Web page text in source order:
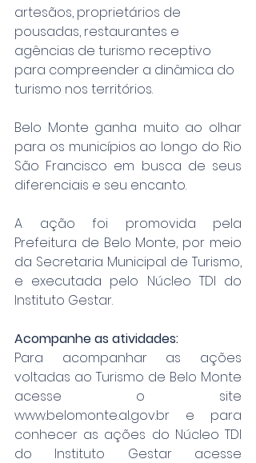
artesãos, proprietários de
pousadas, restaurantes e
agências de turismo receptivo
para compreender a dinâmica do
turismo nos territórios.
Belo Monte ganha muito ao olhar
para os municípios ao longo do Rio
São Francisco em busca de seus
diferenciais e seu encanto.
A ação foi promovida pela
Prefeitura de Belo Monte, por meio
da Secretaria Municipal de Turismo,
e executada pelo Núcleo TDI do
Instituto Gestar.
Acompanhe as atividades:
Para acompanhar as ações
voltadas ao Turismo de Belo Monte
www.belomonte.al.gov.br e para
conhecer as ações do Núcleo TDI